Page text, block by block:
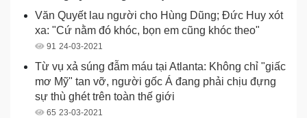
Văn Quyết lau người cho Hùng Dũng; Đức Huy xót
xa: "Cứ nằm đó khóc, bọn em cũng khóc theo"
91 24-03-2021
Từ vụ xả súng đẫm máu tại Atlanta: Không chỉ "giấc
mơ Mỹ" tan vỡ, người gốc Á đang phải chịu đựng
sự thù ghét trên toàn thế giới
65 23-03-2021